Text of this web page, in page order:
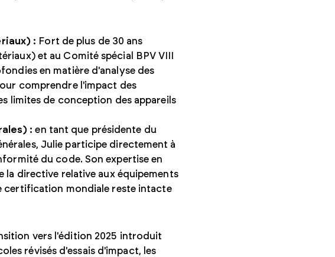
: Fort de plus de 30 ans
et au Comité spécial BPV VIII
en matière d'analyse des
comprendre l'impact des
limites de conception des appareils
: en tant que présidente du
Julie participe directement à
du code. Son expertise en
la directive relative aux équipements
certification mondiale reste intacte
vers l'édition 2025 introduit
révisés d'essais d'impact, les